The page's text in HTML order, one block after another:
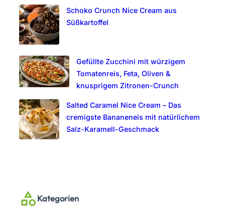
Schoko Crunch Nice Cream aus
Süßkartoffel
Gefüllte Zucchini mit würzigem
Tomatenreis, Feta, Oliven &
knusprigem Zitronen-Crunch
Salted Caramel Nice Cream – Das
cremigste Bananeneis mit natürlichem
Salz-Karamell-Geschmack
Kategorien